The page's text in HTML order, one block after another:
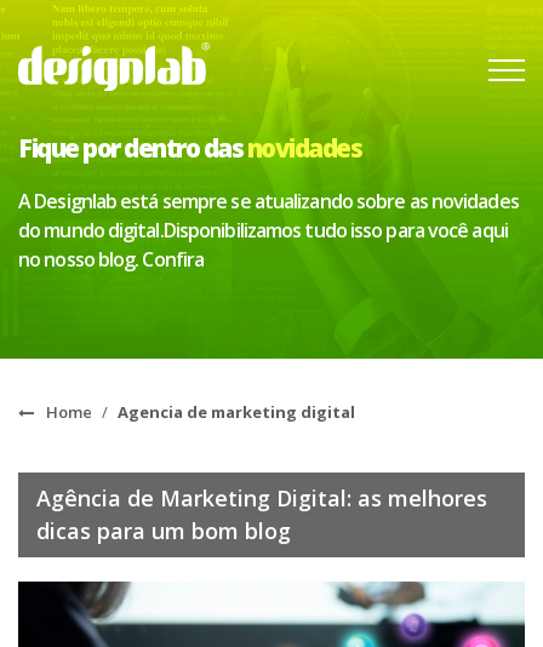
Fique por dentro dasnovidades
A Designlab está sempre se atualizando sobre as novidades
do mundo digital.Disponibilizamos tudo isso para você aqui
no nosso blog. Confira
Home / Agencia de marketing digital
Agência de Marketing Digital: as melhores
dicas para um bom blog